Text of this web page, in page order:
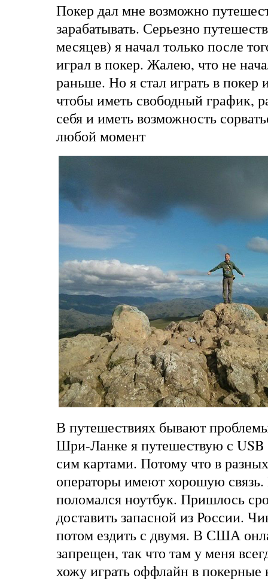
Покер дал мне возможно
зарабатывать. Серьезно
месяцев) я начал только после
играл в покер. Жалею, что не
раньше. Но я стал играть в покер
чтобы иметь свободный график,
себя и иметь возможность
любой момент
В путешествиях бывают
Шри-Ланке я путешествую с
сим картами. Потому что в
операторы имеют хорошую
поломался ноутбук. Пришлось
доставить запасной из России.
потом ездить с двумя. В США
запрещен, так что там у меня
хожу играть оффлайн в покерные